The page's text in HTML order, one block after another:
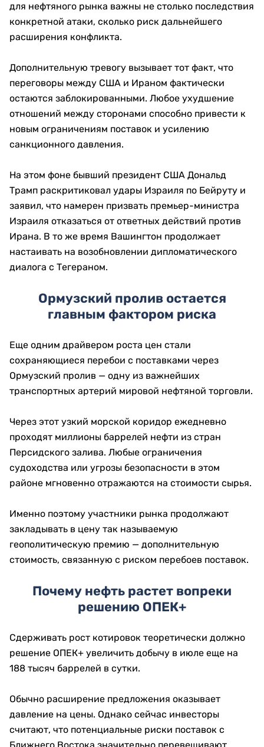
для нефтяного рынка важны не столько последствия
конкретной атаки, сколько риск дальнейшего
расширения конфликта.
Дополнительную тревогу вызывает тот факт, что
переговоры между США и Ираном фактически
остаются заблокированными. Любое ухудшение
отношений между сторонами способно привести к
новым ограничениям поставок и усилению
санкционного давления.
На этом фоне бывший президент США Дональд
Трамп раскритиковал удары Израиля по Бейруту и
заявил, что намерен призвать премьер-министра
Израиля отказаться от ответных действий против
Ирана. В то же время Вашингтон продолжает
настаивать на возобновлении дипломатического
диалога с Тегераном.
Ормузский пролив остается
главным фактором риска
Еще одним драйвером роста цен стали
сохраняющиеся перебои с поставками через
Ормузский пролив — одну из важнейших
транспортных артерий мировой нефтяной торговли.
Через этот узкий морской коридор ежедневно
проходят миллионы баррелей нефти из стран
Персидского залива. Любые ограничения
судоходства или угрозы безопасности в этом
районе мгновенно отражаются на стоимости сырья.
Именно поэтому участники рынка продолжают
закладывать в цену так называемую
геополитическую премию — дополнительную
стоимость, связанную с риском перебоев поставок.
Почему нефть растет вопреки
решению ОПЕК+
Сдерживать рост котировок теоретически должно
решение ОПЕК+ увеличить добычу в июле еще на
188 тысяч баррелей в сутки.
Обычно расширение предложения оказывает
давление на цены. Однако сейчас инвесторы
считают, что потенциальные риски поставок с